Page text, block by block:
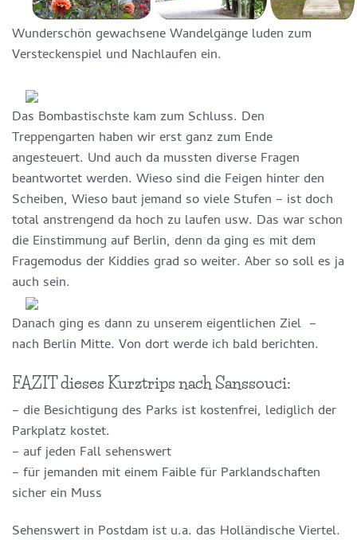
Wunderschön gewachsene Wandelgänge luden zum
Versteckenspiel und Nachlaufen ein.
Das Bombastischste kam zum Schluss. Den
Treppengarten haben wir erst ganz zum Ende
angesteuert. Und auch da mussten diverse Fragen
beantwortet werden. Wieso sind die Feigen hinter den
Scheiben, Wieso baut jemand so viele Stufen – ist doch
total anstrengend da hoch zu laufen usw. Das war schon
die Einstimmung auf Berlin, denn da ging es mit dem
Fragemodus der Kiddies grad so weiter. Aber so soll es ja
auch sein.
Danach ging es dann zu unserem eigentlichen Ziel –
nach Berlin Mitte. Von dort werde ich bald berichten.
FAZIT dieses Kurztrips nach Sanssouci:
– die Besichtigung des Parks ist kostenfrei, lediglich der
Parkplatz kostet.
– auf jeden Fall sehenswert
– für jemanden mit einem Faible für Parklandschaften
sicher ein Muss
Sehenswert in Postdam ist u.a. das Holländische Viertel.